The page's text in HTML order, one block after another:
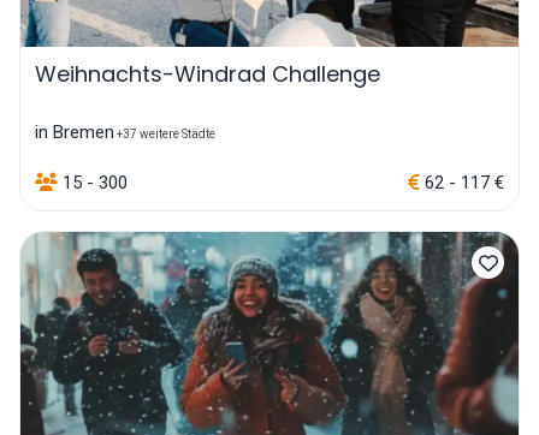
Weihnachts-Windrad Challenge
in Bremen +37 weitere Städte
15 - 300 62 - 117 €